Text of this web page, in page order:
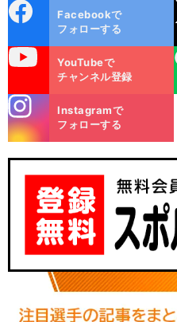
ok
Facebookで
フォローする
YouTubeで
チャンネル登録
LINE
m
Instagramで
フォローする